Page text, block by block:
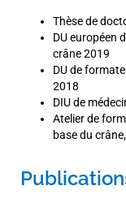
Thèse de
DU européen
crâne 2019
DU de
2018
DIU de
Atelier de
base du